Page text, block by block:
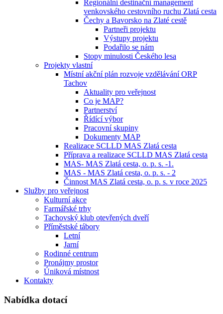
Regionální destinační management
venkovského cestovního ruchu Zlatá cesta
Čechy a Bavorsko na Zlaté cestě
Partneři projektu
Výstupy projektu
Podařilo se nám
Stopy minulosti Českého lesa
Projekty vlastní
Místní akční plán rozvoje vzdělávání ORP
Tachov
Aktuality pro veřejnost
Co je MAP?
Partnerství
Řídící výbor
Pracovní skupiny
Dokumenty MAP
Realizace SCLLD MAS Zlatá cesta
Příprava a realizace SCLLD MAS Zlatá cesta
MAS- MAS Zlatá cesta, o. p. s. -1.
MAS - MAS Zlatá cesta, o. p. s. - 2
Činnost MAS Zlatá cesta, o. p. s. v roce 2025
Služby pro veřejnost
Kulturní akce
Farmářské trhy
Tachovský klub otevřených dveří
Příměstské tábory
Letní
Jarní
Rodinné centrum
Pronájmy prostor
Úniková místnost
Kontakty
Nabídka dotací